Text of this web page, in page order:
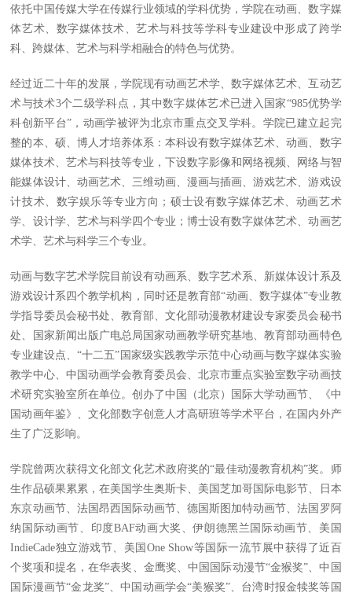
依托中国传媒大学在传媒行业领域的学科优势，学院在动画、数字媒
体艺术、数字媒体技术、艺术与科技等学科专业建设中形成了跨学
科、跨媒体、艺术与科学相融合的特色与优势。
经过近二十年的发展，学院现有动画艺术学、数字媒体艺术、互动艺
术与技术3个二级学科点，其中数字媒体艺术已进入国家“985优势学
科创新平台”，动画学被评为北京市重点交叉学科。学院已建立起完
整的本、硕、博人才培养体系：本科设有数字媒体艺术、动画、数字
媒体技术、艺术与科技等专业，下设数字影像和网络视频、网络与智
能媒体设计、动画艺术、三维动画、漫画与插画、游戏艺术、游戏设
计技术、数字娱乐等专业方向；硕士设有数字媒体艺术、动画艺术
学、设计学、艺术与科学四个专业；博士设有数字媒体艺术、动画艺
术学、艺术与科学三个专业。
动画与数字艺术学院目前设有动画系、数字艺术系、新媒体设计系及
游戏设计系四个教学机构，同时还是教育部“动画、数字媒体”专业教
学指导委员会秘书处、教育部、文化部动漫教材建设专家委员会秘书
处、国家新闻出版广电总局国家动画教学研究基地、教育部动画特色
专业建设点、“十二五”国家级实践教学示范中心动画与数字媒体实验
教学中心、中国动画学会教育委员会、北京市重点实验室数字动画技
术研究实验室所在单位。创办了中国（北京）国际大学动画节、《中
国动画年鉴》、文化部数字创意人才高研班等学术平台，在国内外产
生了广泛影响。
学院曾两次获得文化部文化艺术政府奖的“最佳动漫教育机构”奖。师
生作品硕果累累，在美国学生奥斯卡、美国芝加哥国际电影节、日本
东京动画节、法国昂西国际动画节、德国斯图加特动画节、法国罗阿
纳国际动画节、印度BAF动画大奖、伊朗德黑兰国际动画节、美国
IndieCade独立游戏节、美国One Show等国际一流节展中获得了近百
个奖项和提名，在华表奖、金鹰奖、中国国际动漫节“金猴奖”、中国
国际漫画节“金龙奖”、中国动画学会“美猴奖”、台湾时报金犊奖等国